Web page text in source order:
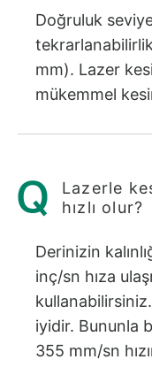
Doğruluk
mm). Lazer
mükemmel
Lazerle
hızlı olur?
Derinizin
inç/sn hıza
iyidir. Bununla
355 mm/sn